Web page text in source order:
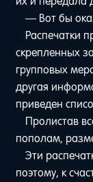
— Вот бы
Распечатки
скрепленных
групповых
другая
приведен
Пролистав
пополам,
Эти
поэтому, к